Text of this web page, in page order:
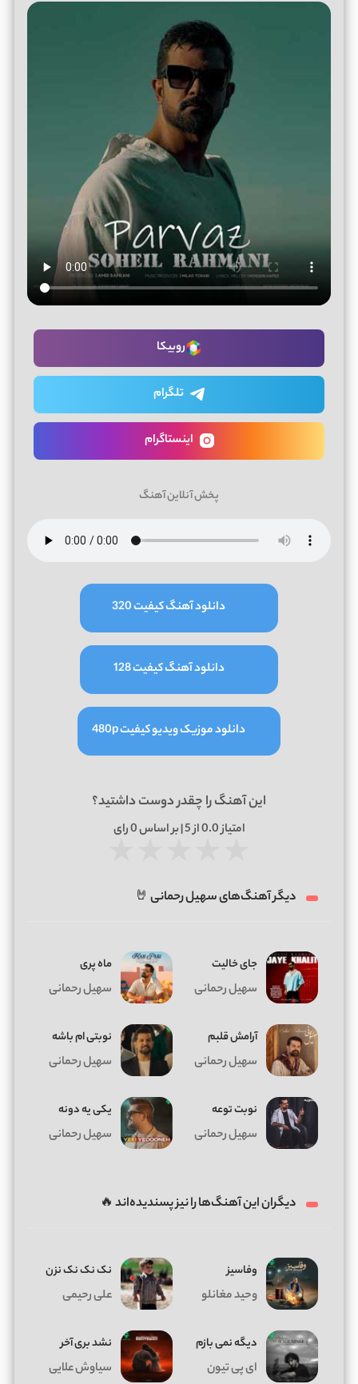
روبیکا
تلگرام
اینستاگرام
پخش آنلاین آهنگ
دانلود آهنگ کیفیت 320
دانلود آهنگ کیفیت 128
دانلود موزیک ویدیو کیفیت 480p
این آهنگ را چقدر دوست داشتید؟
امتیاز0.0از 5 | بر اساس 0رای
دیگر آهنگ‌های سهیل رحمانی 🤘
جای خالیت
سهیل رحمانی
ماه پری
سهیل رحمانی
آرامش قلبم
سهیل رحمانی
نوبتی ام باشه
سهیل رحمانی
نوبت توعه
سهیل رحمانی
یکی یه دونه
سهیل رحمانی
دیگران این آهنگ‌ها را نیز پسندیده‌اند 🔥
وفاسیز
وحید مغانلو
نک نک نک نزن
علی رحیمی
دیگه نمی بازم
ای پی تیون
نشد بری آخر
سیاوش علایی